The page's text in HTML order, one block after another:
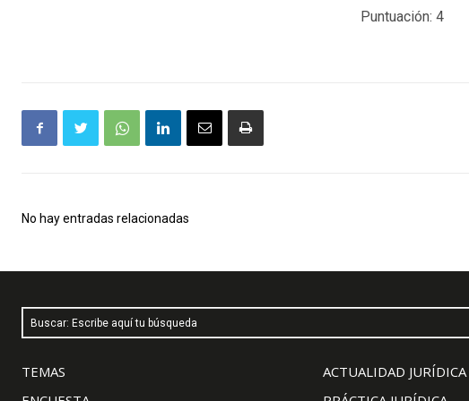
Puntuación: 4
No hay entradas relacionadas
Buscar: Escribe aquí tu búsqueda
TEMAS
ACTUALIDAD JURÍDICA